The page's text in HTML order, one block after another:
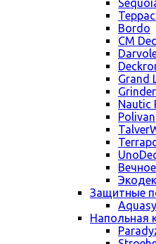
Bordo
CM
Grand
Nautic
Polivan
Защитные
Напольная